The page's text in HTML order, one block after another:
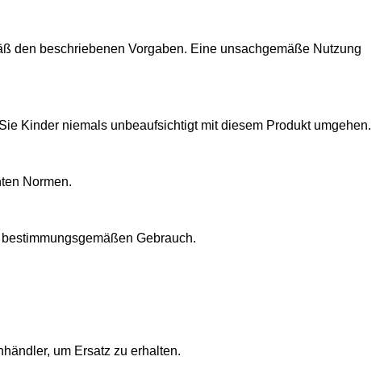
den beschriebenen Vorgaben. Eine unsachgemäße Nutzung
Kinder niemals unbeaufsichtigt mit diesem Produkt umgehen.
Normen.
Gebrauch.
um Ersatz zu erhalten.